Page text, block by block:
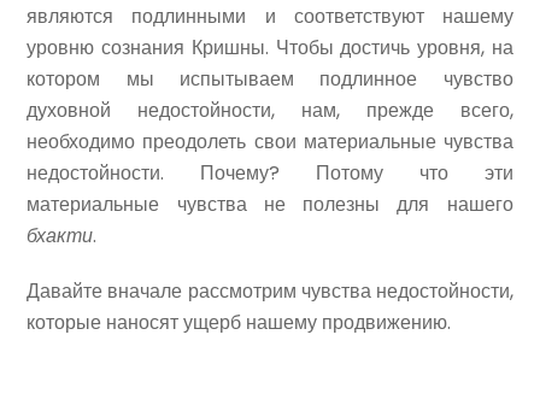
являются подлинными и соответствуют нашему
уровню сознания Кришны. Чтобы достичь уровня, на
котором мы испытываем подлинное чувство
духовной недостойности, нам, прежде всего,
необходимо преодолеть свои материальные чувства
недостойности. Почему? Потому что эти
материальные чувства не полезны для нашего
бхакти.
Давайте вначале рассмотрим чувства недостойности,
которые наносят ущерб нашему продвижению.